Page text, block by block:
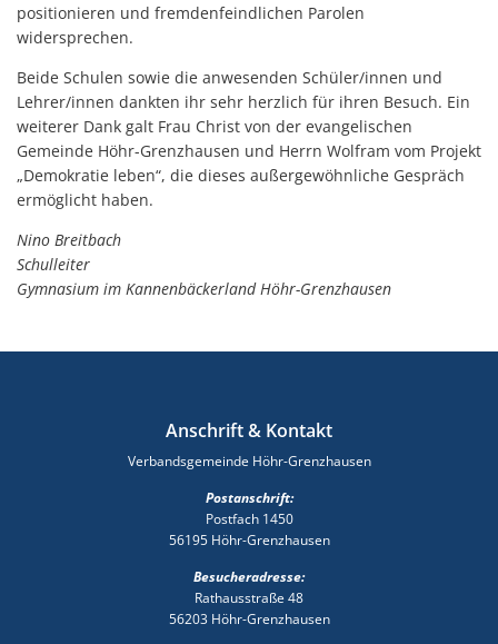
positionieren und fremdenfeindlichen Parolen
widersprechen.
Beide Schulen sowie die anwesenden Schüler/innen und
Lehrer/innen dankten ihr sehr herzlich für ihren Besuch. Ein
weiterer Dank galt Frau Christ von der evangelischen
Gemeinde Höhr-Grenzhausen und Herrn Wolfram vom Projekt
„Demokratie leben“, die dieses außergewöhnliche Gespräch
ermöglicht haben.
Nino Breitbach
Schulleiter
Gymnasium im Kannenbäckerland Höhr-Grenzhausen
Anschrift & Kontakt
Verbandsgemeinde Höhr-Grenzhausen
Postanschrift:
Postfach 1450
56195 Höhr-Grenzhausen
Besucheradresse:
Rathausstraße 48
56203 Höhr-Grenzhausen